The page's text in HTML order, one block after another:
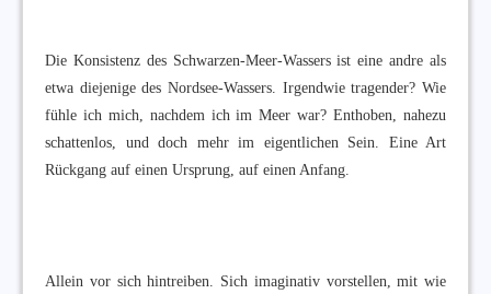
Die Konsistenz des Schwarzen-Meer-Wassers ist eine andre als
etwa diejenige des Nordsee-Wassers. Irgendwie tragender? Wie
fühle ich mich, nachdem ich im Meer war? Enthoben, nahezu
schattenlos, und doch mehr im eigentlichen Sein. Eine Art
Rückgang auf einen Ursprung, auf einen Anfang.
Allein vor sich hintreiben. Sich imaginativ vorstellen, mit wie